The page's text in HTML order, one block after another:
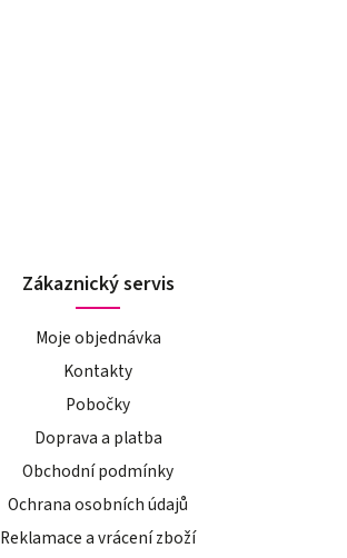
Zákaznický servis
Moje objednávka
Kontakty
Pobočky
Doprava a platba
Obchodní podmínky
Ochrana osobních údajů
Reklamace a vrácení zboží